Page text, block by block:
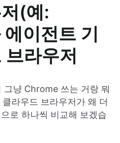
(예:
이전트 기
브라우저
그냥 Chrome 쓰는 거랑 뭐
라우드 브라우저가 왜 더
로 하나씩 비교해 보겠습